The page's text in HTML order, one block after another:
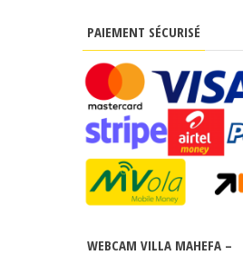
PAIEMENT SÉCURISÉ
WEBCAM VILLA MAHEFA –